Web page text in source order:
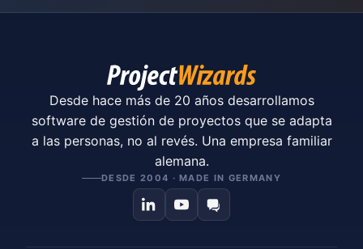
Desde hace más de 20 años desarrollamos
software de gestión de proyectos que se adapta
a las personas, no al revés. Una empresa familiar
alemana.
DESDE 2004 · MADE IN GERMANY